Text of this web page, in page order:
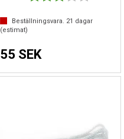
Beställningsvara. 21 dagar
(estimat)
55 SEK